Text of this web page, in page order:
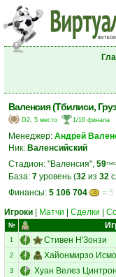
Валенсия (Тбилиси,
D2, 5 место 1/16 финала
Менеджер: Андрей
Ник: Валенсийский
Стадион: "Валенсия", 59
База: 7 уровень (32 из 32
Финансы: 5 106 704
= 5
Игроки
Матчи Сделки
№
1 Стивен Н'Зонзи
2 Хайонмирзо
3 Хуан Велез Цинтрон